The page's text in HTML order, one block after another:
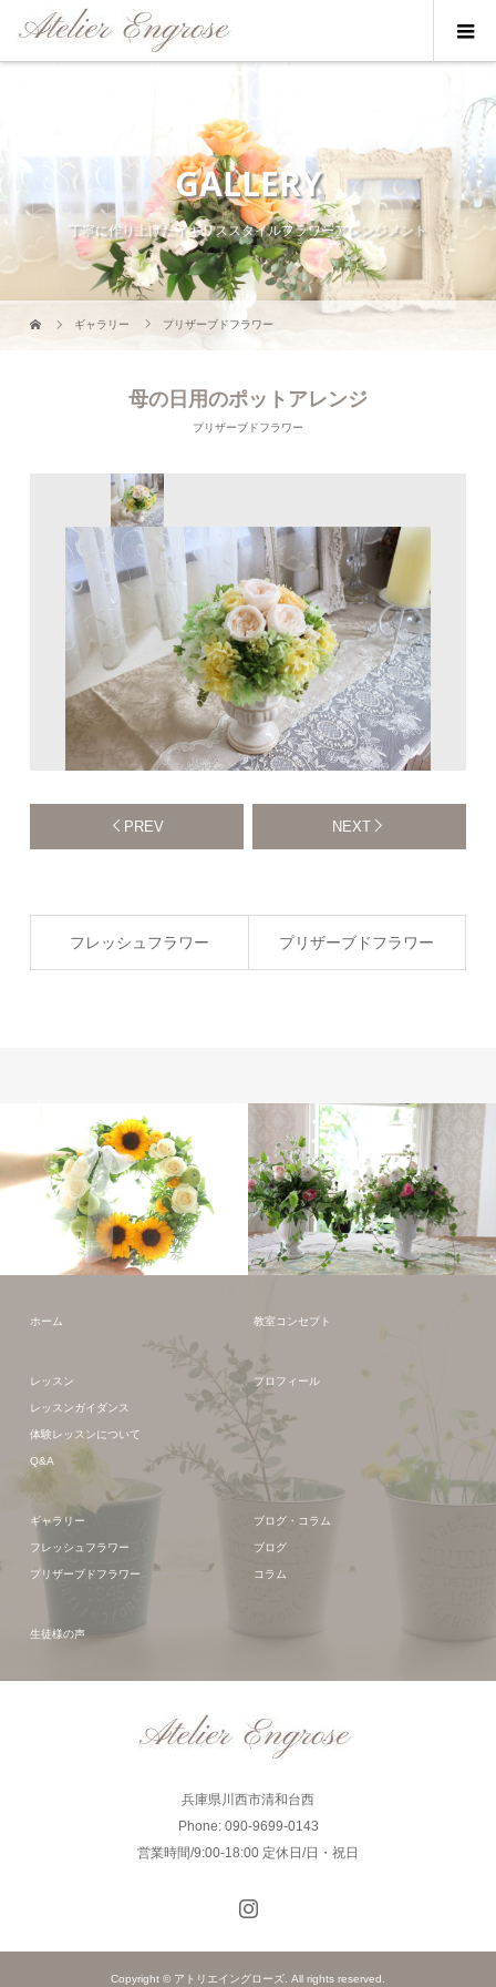
GALLERY
丁寧に作り上げたイギリススタイルフラワーアレンジメント
ギャラリー プリザーブドフラワー
母の日用のポットアレンジ
プリザーブドフラワー
PREV NEXT
フレッシュフラワー プリザーブドフラワー
フレッシュフラワー
ホーム 教室コンセプト
レッスン
レッスンガイダンス
体験レッスンについて
Q&A
プロフィール
ギャラリー
フレッシュフラワー
プリザーブドフラワー
ブログ・コラム
ブログ
コラム
生徒様の声
兵庫県川西市清和台西
Phone: 090-9699-0143
営業時間/9:00-18:00 定休日/日・祝日
Copyright © アトリエイングローズ. All rights reserved.